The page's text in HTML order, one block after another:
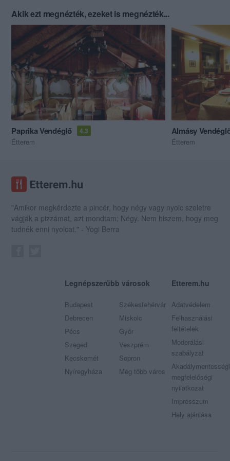
Akik ezt megnézték, ezeket is megnézték...
Paprika Vendéglő 4.3
Étterem
Almásy
Étterem
"Amikor megkérdezte a pincér, hogy négy vagy nyolc szeletre
vágják a pizzámat, azt mondtam; Négy. Nem hiszem, hogy meg
tudnék enni nyolcat." - Yogi Berra
Legnépszerűbb városok
Budapest
Debrecen
Pécs
Szeged
Kecskemét
Nyíregyháza
Székesfehérvár
Miskolc
Győr
Veszprém
Sopron
Még több város
Etterem.hu
Adatvédelem
Felhasználási
feltételek
Moderálási
szabályzat
Akadálymentességi
megfelelőségi
nyilatkozat
Impresszum
Hely ajánlása